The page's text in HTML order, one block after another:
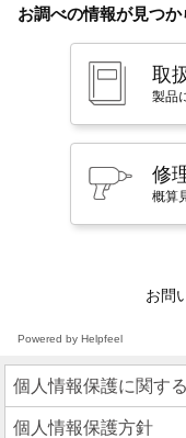
お調べの情報が見つか
取
製品
修
概算
お問
Powered by Helpfeel
個人情報保護に関す
個人情報保護方針